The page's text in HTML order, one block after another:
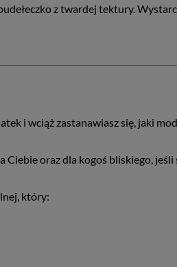
z twardej tektury.
i wciąż zastanawiasz się, jaki
oraz dla kogoś bliskiego,
który: